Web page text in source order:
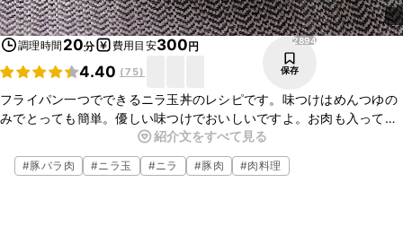
調理時間 20分 費用目安300円
4.40 (75)
2894
保存
フライパン一つでできるニラ玉丼のレシピです。味つけはめんつゆの
みでとっても簡単。優しい味つけでおいしいですよ。お肉も入ってお
り食べ応え満点です。卵の固さはお好みで調整してくださいね。ぜひ
一度作ってみてください。
紹介文をすべて見る
#豚バラ肉 #ニラ玉 #ニラ #豚肉 #肉料理